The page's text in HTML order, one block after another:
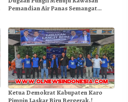
Pemandian Air Panas Semangat
Ketua Demokrat Kabupaten Karo
Pimpin Laskar Biru Bergerak.!
Ditpolsatwa Baharkam Polri Tiba
Di Myanmar, Siap Bantu Korban
Gempa Myanmar